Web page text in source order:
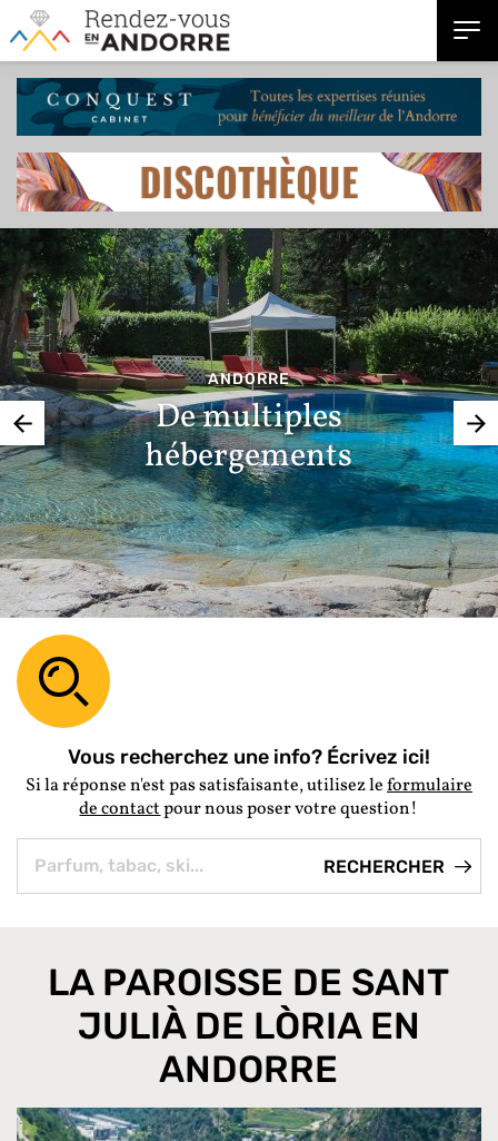
ANDORRE
De multiples
hébergements
Vous recherchez une info? Écrivez ici!
Si la réponse n'est pas satisfaisante, utilisez leformulaire
de contactpour nous poser votre question!
LA PAROISSE DE SANT
JULIÀ DE LÒRIA EN
ANDORRE